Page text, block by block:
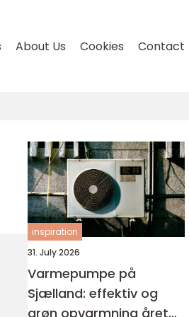
About Us Cookies Contact
inspiration
31. July 2026
Varmepumpe på
Sjælland: effektiv og
grøn opvarmning året